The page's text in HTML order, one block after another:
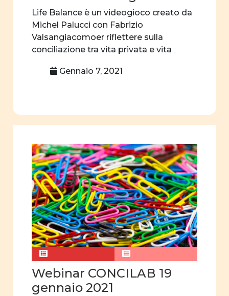
familiari
Ruoli sociali e
politici degli
uomini nella
famiglia
professionale
d'animazione
mass media
suffragio
universale
insegnamento
curriculum
Rapporti tra
uomini e donne
Life Balance è un videogioco creato da
Michel Palucci con Fabrizio
Valsangiacomoer riflettere sulla
conciliazione tra vita privata e vita
Gennaio 7, 2021
Webinar CONCILAB 19
gennaio 2021